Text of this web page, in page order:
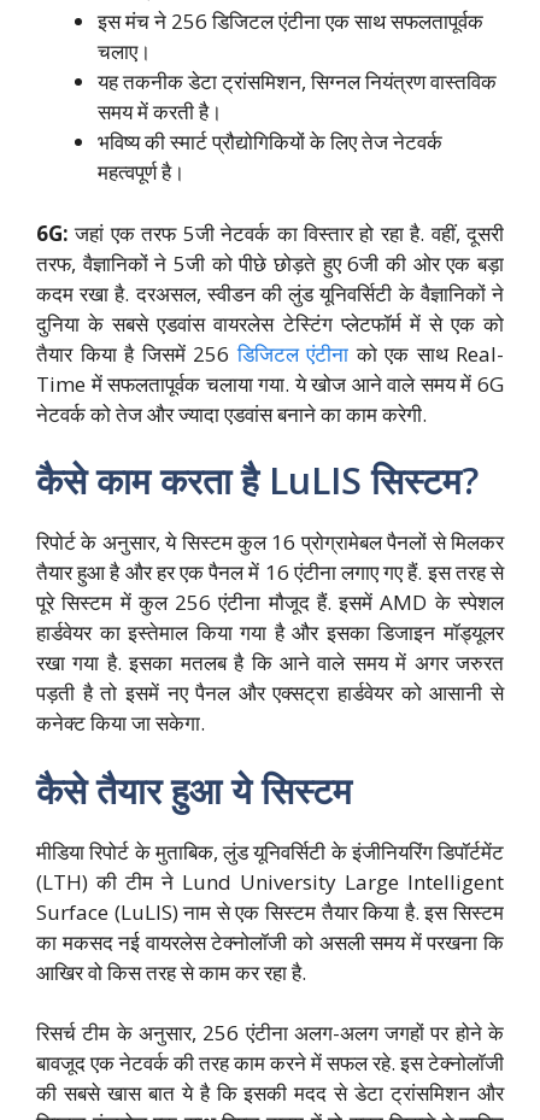
इस मंच ने 256 डिजिटल एंटीना एक साथ सफलतापूर्वक
चलाए।
यह तकनीक डेटा ट्रांसमिशन, सिग्नल नियंत्रण वास्तविक
समय में करती है।
भविष्य की स्मार्ट प्रौद्योगिकियों के लिए तेज नेटवर्क
महत्वपूर्ण है।
6G: जहां एक तरफ 5जी नेटवर्क का विस्तार हो रहा है. वहीं, दूसरी
तरफ, वैज्ञानिकों ने 5जी को पीछे छोड़ते हुए 6जी की ओर एक बड़ा
कदम रखा है. दरअसल, स्वीडन की लुंड यूनिवर्सिटी के वैज्ञानिकों ने
दुनिया के सबसे एडवांस वायरलेस टेस्टिंग प्लेटफॉर्म में से एक को
तैयार किया है जिसमें 256डिजिटल एंटीना को एक साथ Real-
Time में सफलतापूर्वक चलाया गया. ये खोज आने वाले समय में 6G
नेटवर्क को तेज और ज्यादा एडवांस बनाने का काम करेगी.
कैसे काम करता है LuLIS सिस्टम?
रिपोर्ट के अनुसार, ये सिस्टम कुल 16 प्रोग्रामेबल पैनलों से मिलकर
तैयार हुआ है और हर एक पैनल में 16 एंटीना लगाए गए हैं. इस तरह से
पूरे सिस्टम में कुल 256 एंटीना मौजूद हैं. इसमें AMD के स्पेशल
हार्डवेयर का इस्तेमाल किया गया है और इसका डिजाइन मॉड्यूलर
रखा गया है. इसका मतलब है कि आने वाले समय में अगर जरुरत
पड़ती है तो इसमें नए पैनल और एक्सट्रा हार्डवेयर को आसानी से
कनेक्ट किया जा सकेगा.
कैसे तैयार हुआ ये सिस्टम
मीडिया रिपोर्ट के मुताबिक, लुंड यूनिवर्सिटी के इंजीनियरिंग डिपॉर्टमेंट
(LTH) की टीम ने Lund University Large Intelligent
Surface (LuLIS) नाम से एक सिस्टम तैयार किया है. इस सिस्टम
का मकसद नई वायरलेस टेक्नोलॉजी को असली समय में परखना कि
आखिर वो किस तरह से काम कर रहा है.
रिसर्च टीम के अनुसार, 256 एंटीना अलग-अलग जगहों पर होने के
बावजूद एक नेटवर्क की तरह काम करने में सफल रहे. इस टेक्नोलॉजी
की सबसे खास बात ये है कि इसकी मदद से डेटा ट्रांसमिशन और